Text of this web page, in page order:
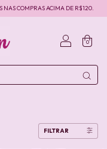
NAS COMPRAS ACIMA DE R$120.
0
FILTRAR